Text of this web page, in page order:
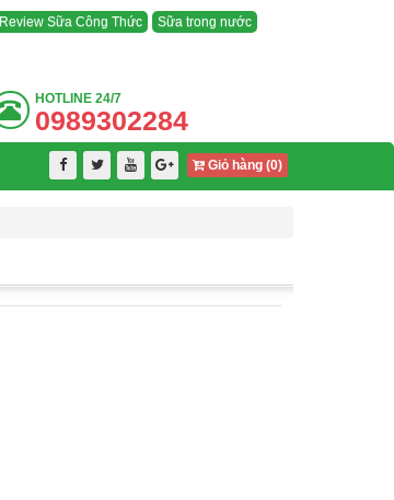
Review Sữa Công Thức Sữa trong nước
HOTLINE24/7
0989302284
Giỏ hàng (0)